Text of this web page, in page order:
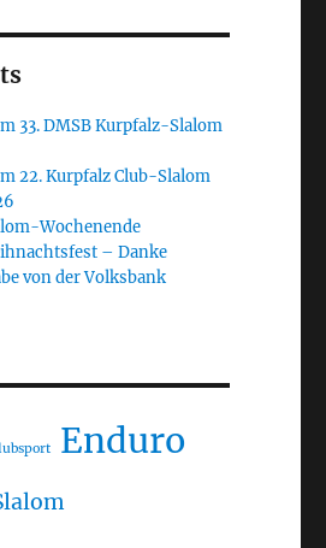
33. DMSB Kurpfalz-Slalom
22. Kurpfalz Club-Slalom
Wochenende
– Danke
von der Volksbank
Enduro